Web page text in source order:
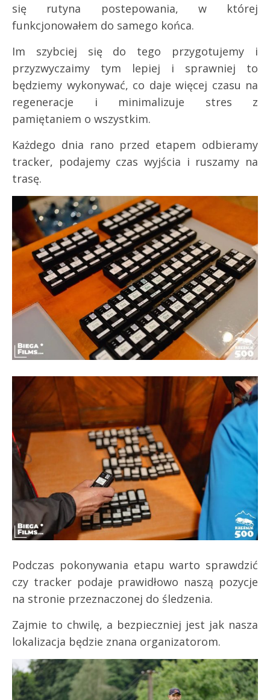
się rutyna postepowania, w której
funkcjonowałem do samego końca.
Im szybciej się do tego przygotujemy i
przyzwyczaimy tym lepiej i sprawniej to
będziemy wykonywać, co daje więcej czasu na
regeneracje i minimalizuje stres z
pamiętaniem o wszystkim.
Każdego dnia rano przed etapem odbieramy
tracker, podajemy czas wyjścia i ruszamy na
trasę.
Podczas pokonywania etapu warto sprawdzić
czy tracker podaje prawidłowo naszą pozycje
na stronie przeznaczonej do śledzenia.
Zajmie to chwilę, a bezpieczniej jest jak nasza
lokalizacja będzie znana organizatorom.